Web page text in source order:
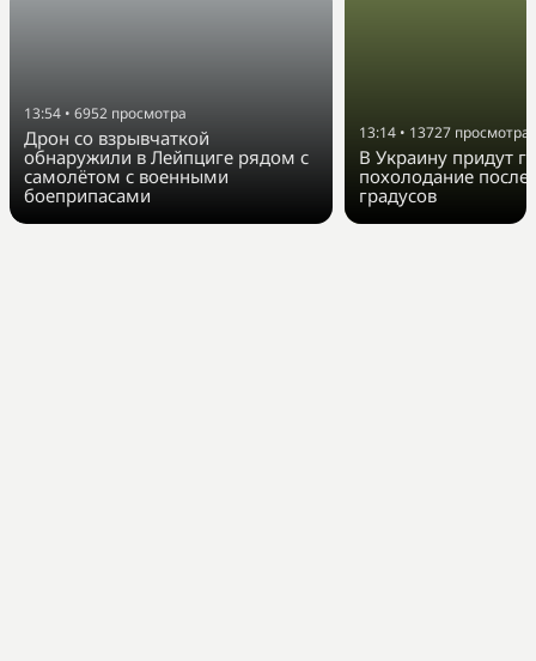
13:54 • 6952 просмотра
Дрон со взрывчаткой
обнаружили в Лейпциге рядом с
самолётом с военными
боеприпасами
13:14 • 13727 просмотра
В Украину придут
похолодание
градусов